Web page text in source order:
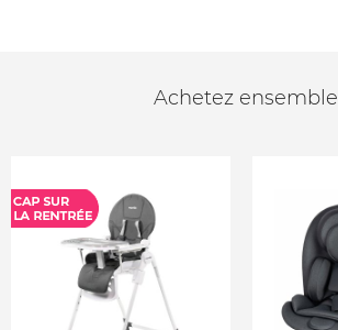
Achetez ensemble